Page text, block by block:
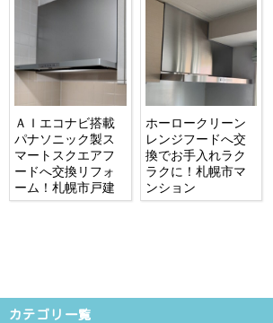
ＡＩエコナビ搭載
パナソニック製ス
マートスクエアフ
ードへ交換リフォ
ーム！札幌市戸建
ホーロークリーン
レンジフードへ交
換でお手入れラク
ラクに！札幌市マ
ンション
カテゴリ一覧